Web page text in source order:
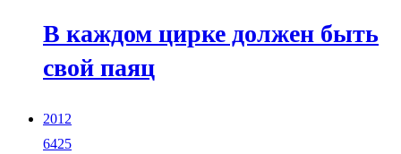
В каждом цирке должен быть
свой паяц
2012
6425